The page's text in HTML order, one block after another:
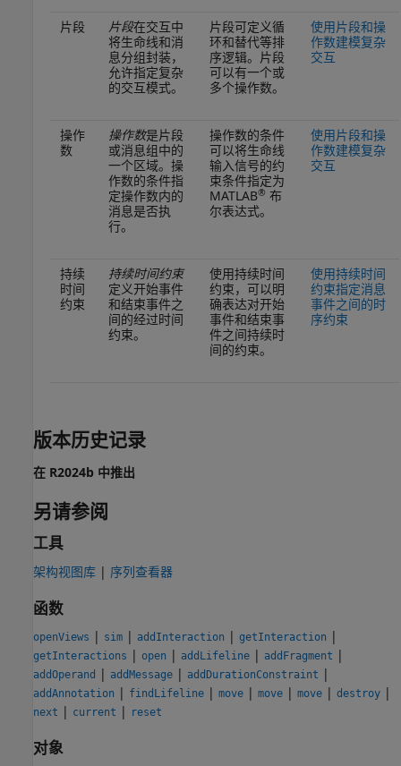
片段 片段在交互中
将生命线和消
息分组封装，
允许指定复杂
的交互模式。
片段可定义循
环和替代等排
序逻辑。片段
可以有一个或
多个操作数。
使用片段和操
作数建模复杂
交互
操作
数
操作数是片段
或消息组中的
一个区域。操
作数的条件指
定操作数内的
消息是否执
行。
操作数的条件
可以将生命线
输入信号的约
束条件指定为
MATLAB® 布
尔表达式。
使用片段和操
作数建模复杂
交互
持续
时间
约束
持续时间约束
定义开始事件
和结束事件之
间的经过时间
约束。
使用持续时间
约束，可以明
确表达对开始
事件和结束事
件之间持续时
间的约束。
使用持续时间
约束指定消息
事件之间的时
序约束
版本历史记录
在 R2024b 中推出
另请参阅
工具
架构视图库 | 序列查看器
函数
openViews | sim | addInteraction | getInteraction |
getInteractions | open | addLifeline | addFragment |
addOperand | addMessage | addDurationConstraint |
addAnnotation | findLifeline | move | move | move | destroy |
next | current | reset
对象